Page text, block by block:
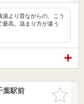
より昔ながらの、こう
高。温まり方が違う
お気に入
りに追加
駅前